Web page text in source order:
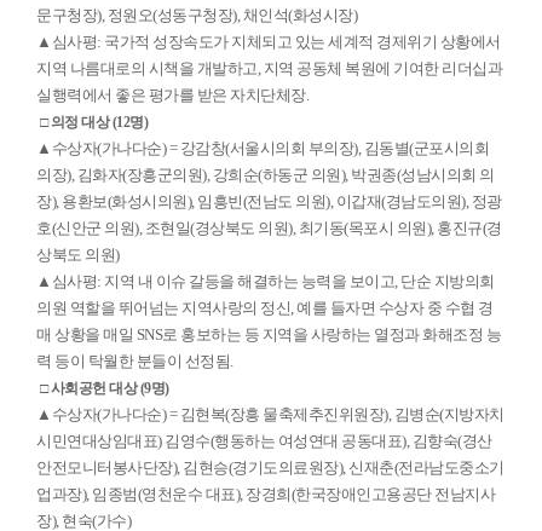
문구청장), 정원오(성동구청장), 채인석(화성시장)
▲심사평: 국가적 성장속도가 지체되고 있는 세계적 경제위기 상황에서
지역 나름대로의 시책을 개발하고, 지역 공동체 복원에 기여한 리더십과
실행력에서 좋은 평가를 받은 자치단체장.
□ 의정 대상 (12명)
▲수상자(가나다순) = 강감창(서울시의회 부의장), 김동별(군포시의회
의장), 김화자(장흥군의원), 강희순(하동군 의원), 박권종(성남시의회 의
장), 용환보(화성시의원), 임흥빈(전남도 의원), 이갑재(경남도의원), 정광
호(신안군 의원), 조현일(경상북도 의원), 최기동(목포시 의원), 홍진규(경
상북도 의원)
▲심사평: 지역 내 이슈 갈등을 해결하는 능력을 보이고, 단순 지방의회
의원 역할을 뛰어넘는 지역사랑의 정신, 예를 들자면 수상자 중 수협 경
매 상황을 매일 SNS로 홍보하는 등 지역을 사랑하는 열정과 화해조정 능
력 등이 탁월한 분들이 선정됨.
□ 사회공헌 대상 (9명)
▲수상자(가나다순) = 김현복(장흥 물축제추진위원장), 김병순(지방자치
시민연대상임대표) 김영수(행동하는 여성연대 공동대표), 김향숙(경산
안전모니터봉사단장), 김현승(경기도의료원장), 신재춘(전라남도중소기
업과장), 임종범(영천운수 대표), 장경희(한국장애인고용공단 전남지사
장), 현숙(가수)